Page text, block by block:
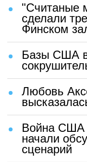
"Считаные
сделали
Финском
Базы США в
Любовь
Война США
начали
сценарий